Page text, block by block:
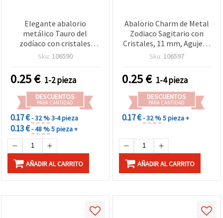
Elegante abalorio
metálico Tauro del
zodíaco con cristales
brillantes, 11 mm,
bisutería, joyería del
horóscopo y
manualidades
Sku: 106590
0.25€ 1-2 pieza
DESCUENTOS
PARA CANTIDAD
0.17 €- 32 %3-4 pieza
0.13 €- 48 %5 pieza +
AÑADIR AL CARRITO
Abalorio Charm de Metal
Zodiaco Sagitario con
Cristales, 11 mm, Agujero
8 mm, Color Plata
Sku: 106597
0.25€ 1-4 pieza
DESCUENTOS
PARA CANTIDAD
0.17 €- 32 %5 pieza +
AÑADIR AL CARRITO